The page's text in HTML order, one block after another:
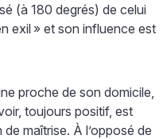
(à 180 degrés) de celui
exil » et son influence est
proche de son domicile,
toujours positif, est
maîtrise. À l’opposé de